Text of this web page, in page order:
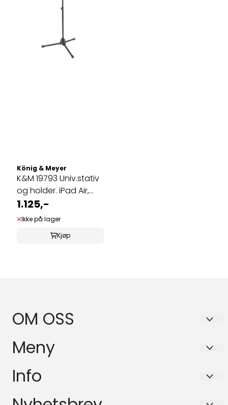
König & Meyer
K&M 19793 Univ.stativ
og holder. iPad Air,
iPad ...
1.125,-
Ikke på lager
Kjøp
OM OSS
BASSANOVA AS
Schleppegrells gate 30A
0556 OSLO
Meny
Personvern
Info
Personvern